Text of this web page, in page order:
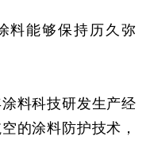
料能够保持历久弥
料科技研发生产经
的涂料防护技术，